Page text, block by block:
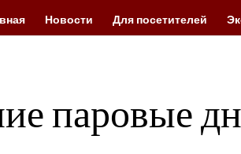
Новости Для посетителей
паровые